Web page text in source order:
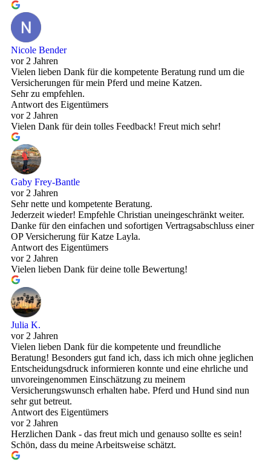
Nicole Bender
vor 2 Jahren
Vielen lieben Dank für die kompetente Beratung rund um die
Versicherungen für mein Pferd und meine Katzen.
Sehr zu empfehlen.
Antwort des Eigentümers
vor 2 Jahren
Vielen Dank für dein tolles Feedback! Freut mich sehr!
Gaby Frey-Bantle
vor 2 Jahren
Sehr nette und kompetente Beratung.
Jederzeit wieder! Empfehle Christian uneingeschränkt weiter.
Danke für den einfachen und sofortigen Vertragsabschluss einer
OP Versicherung für Katze Layla.
Antwort des Eigentümers
vor 2 Jahren
Vielen lieben Dank für deine tolle Bewertung!
Julia K.
vor 2 Jahren
Vielen lieben Dank für die kompetente und freundliche
Beratung! Besonders gut fand ich, dass ich mich ohne jeglichen
Entscheidungsdruck informieren konnte und eine ehrliche und
unvoreingenommen Einschätzung zu meinem
Versicherungswunsch erhalten habe. Pferd und Hund sind nun
sehr gut betreut.
Antwort des Eigentümers
vor 2 Jahren
Herzlichen Dank - das freut mich und genauso sollte es sein!
Schön, dass du meine Arbeitsweise schätzt.